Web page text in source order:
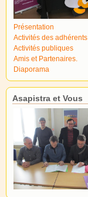
Présentation
Activités des adhérents
Activités publiques
Amis et Partenaires.
Diaporama
Asapistra et Vous